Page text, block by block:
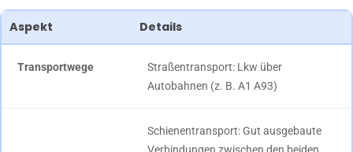
Aspekt Details
Transportwege
Straßentransport: Lkw über
Autobahnen (z. B. A1 A93)
Schienentransport: Gut ausgebaute
Verbindungen zwischen den beiden